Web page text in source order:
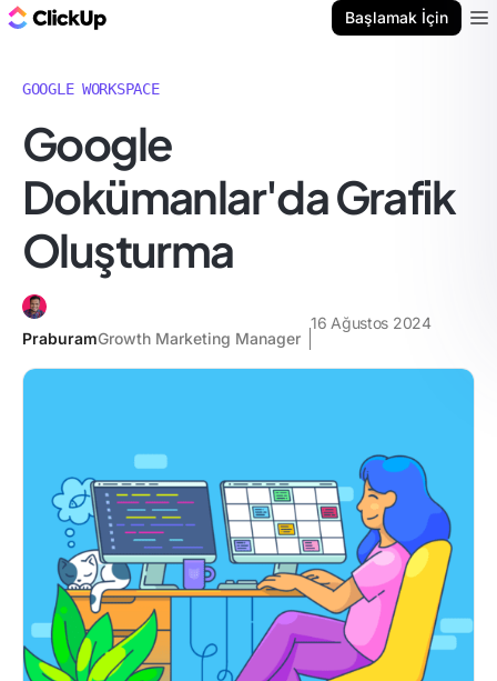
Başlamak İçin
GOOGLE WORKSPACE
Google
Dokümanlar'da Grafik
Oluşturma
PraburamGrowth Marketing Manager
16 Ağustos 2024